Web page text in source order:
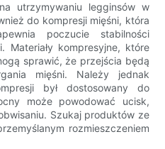
utrzymywaniu legginsów w
do kompresji mięśni, która
poczucie stabilności
Materiały kompresyjne, które
sprawić, że przejścia będą
mięśni. Należy jednak
był dostosowany do
może powodować ucisk,
Szukaj produktów ze
rozmieszczeniem